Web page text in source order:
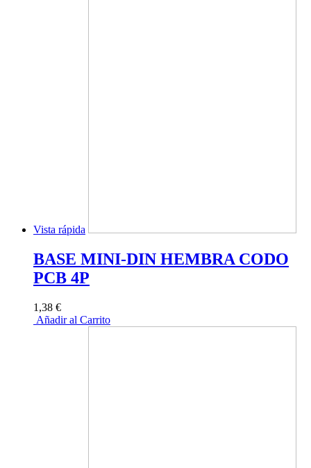
Vista rápida
BASE MINI-DIN HEMBRA CODO
PCB 4P
1,38 €
Añadir al Carrito